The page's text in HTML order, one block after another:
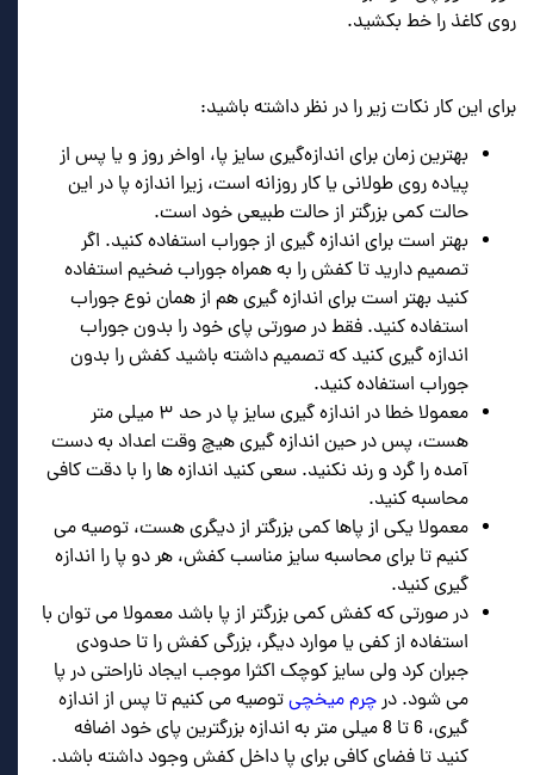
روی کاغذ را خط بکشید.
برای این کار نکات زیر را در نظر داشته باشید:
بهترین زمان برای اندازه‌گیری سایز پا، اواخر روز و یا پس از
پیاده روی طولانی یا کار روزانه است، زیرا اندازه پا در این
حالت کمی بزرگتر از حالت طبیعی خود است.
بهتر است برای اندازه گیری از جوراب استفاده کنید. اگر
تصمیم دارید تا کفش را به همراه جوراب ضخیم استفاده
کنید بهتر است برای اندازه گیری هم از همان نوع جوراب
استفاده کنید. فقط در صورتی پای خود را بدون جوراب
اندازه گیری کنید که تصمیم داشته باشید کفش را بدون
جوراب استفاده کنید.
معمولا خطا در اندازه گیری سایز پا در حد ۳ میلی متر
هست، پس در حین اندازه گیری هیچ وقت اعداد به دست
آمده را گرد و رند نکنید. سعی کنید اندازه ها را با دقت کافی
محاسبه کنید.
معمولا یکی از پاها کمی بزرگتر از دیگری هست، توصیه می
کنیم تا برای محاسبه سایز مناسب کفش، هر دو پا را اندازه
گیری کنید.
در صورتی که کفش کمی بزرگتر از پا باشد معمولا می توان با
استفاده از کفی یا موارد دیگر، بزرگی کفش را تا حدودی
جبران کرد ولی سایز کوچک اکثرا موجب ایجاد ناراحتی در پا
می شود. درچرم میخچیتوصیه می کنیم تا پس از اندازه
گیری، 6 تا 8 میلی متر به اندازه بزرگترین پای خود اضافه
کنید تا فضای کافی برای پا داخل کفش وجود داشته باشد.